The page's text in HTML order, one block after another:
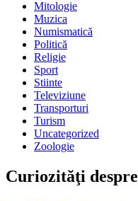
Mitologie
Muzica
Numismatică
Politică
Religie
Sport
Stiinte
Televiziune
Transporturi
Turism
Uncategorized
Zoologie
Curiozităţi despre